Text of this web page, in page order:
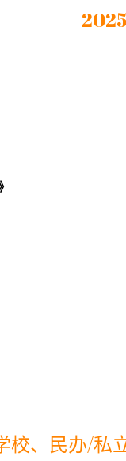
转型实战指南
步攻克中高
校、民办/私